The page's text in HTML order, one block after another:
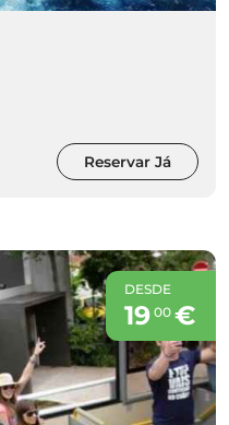
Reservar Já
DESDE
19 00€